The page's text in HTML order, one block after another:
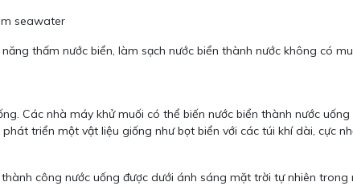
thấm nước biển, làm sạch nước biển thành nước không có
Các nhà máy khử muối có thể biến nước biển thành nước
triển một vật liệu giống như bọt biển với các túi khí dài, cực
công nước uống được dưới ánh sáng mặt trời tự nhiên